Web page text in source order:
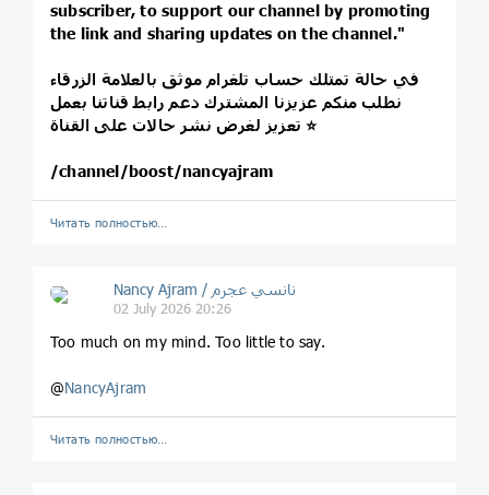
subscriber, to support our channel by promoting
the link and sharing updates on the channel."
في حالة تمتلك حساب تلغرام موثق بالعلامة الزرقاء
نطلب منكم عزيزنا المشترك دعم رابط قناتنا بعمل
تعزيز لغرض نشر حالات على القناة ⭐️
/channel/boost/nancyajram
Читать полностью…
Nancy Ajram / نانسي عجرم
02 July 2026 20:26
Too much on my mind. Too little to say.
@NancyAjram
Читать полностью…